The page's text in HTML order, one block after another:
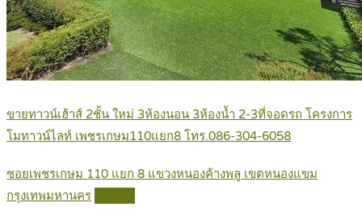
ขายทาวน์เฮ้าส์ 2ชั้น ใหม่ 3ห้องนอน 3ห้องน้ำ 2-3ที่จอดรถ โครงการ
โมทาวน์ไลท์ เพชรเกษม110แยก8 โทร.086-304-6058
ซอยเพชรเกษม 110 แยก 8 แขวงหนองค้างพลู เขตหนองแขม
กรุงเทพมหานคร